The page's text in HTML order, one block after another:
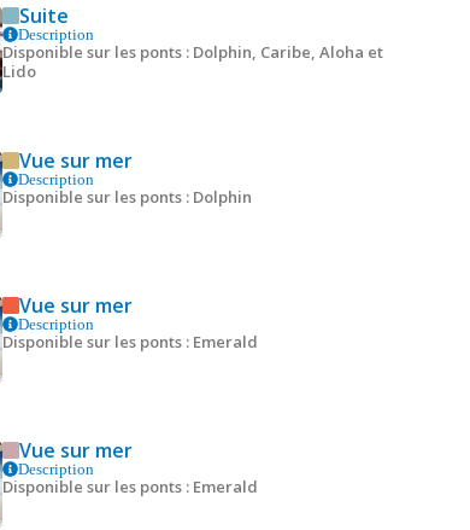
Suite
Description
Disponible sur les ponts : Dolphin, Caribe, Aloha et
Lido
Vue sur mer
Description
Disponible sur les ponts : Dolphin
Vue sur mer
Description
Disponible sur les ponts : Emerald
Vue sur mer
Description
Disponible sur les ponts : Emerald